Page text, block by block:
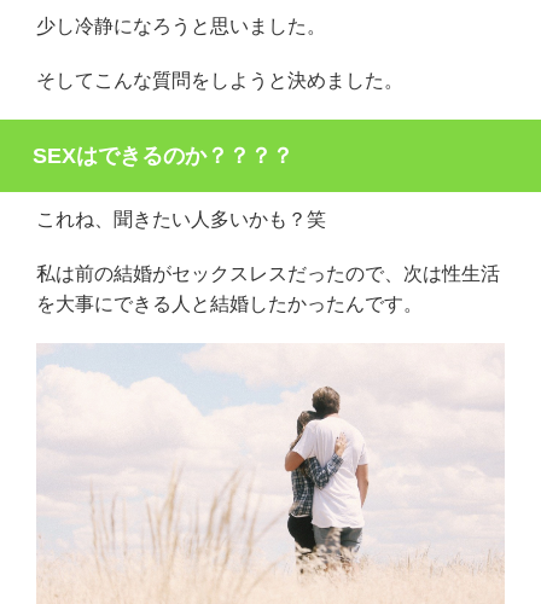
少し冷静になろうと思いました。
そしてこんな質問をしようと決めました。
SEXはできるのか？？？？
これね、聞きたい人多いかも？笑
私は前の結婚がセックスレスだったので、次は性生活
を大事にできる人と結婚したかったんです。